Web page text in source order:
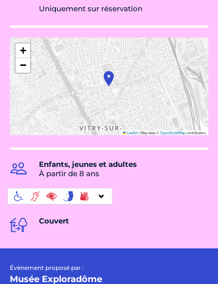
Uniquement sur réservation
+
−
Leaflet|Map data ©OpenStreetMapcontributors
Enfants, jeunes et adultes
À partir de 8 ans
Couvert
Évènement proposé par :
Musée Exploradôme